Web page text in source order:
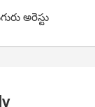
అరెస్టు